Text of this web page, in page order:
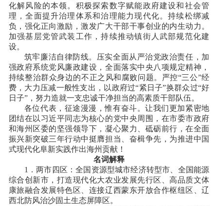
化解风险的本领。积极探索数字赋能政府建设和社会管
理，全面提升治理体系和治理能力现代化。持续松绑减
负，强化正向激励，激发广大干部干事创业的内生动力。
加强基层党管武装工作，持续推动镇街人武部规范化建
设。
筑牢廉洁自律防线。压实全面从严治党政治责任，加
强政府系统党风廉政建设，全面落实中央八项规定精神，
持续整治群众身边的不正之风和腐败问题。严控“三公”经
费，大力压减一般性支出，以政府过“紧日子”换群众过“好
日子”，努力造就一支忠诚干净担当的高素质干部队伍。
各位代表，征途漫漫，惟有奋斗。让我们更加紧密地
团结在以习近平同志为核心的党中央周围，在市委市政府
和海州区委的坚强领导下，凝心聚力、砥砺前行，在全面
振兴新突破三年行动中挺膺担当、奋楫争先，为推进中国
式现代化阜新实践作出海州贡献！
名词解释
1．两市四区：全国资源型城市经济转型市、全国能源
综合创新市，打造现代化大农业发展先行区、高品质文体
康旅融合发展特色区、连接辽西蒙东开放合作枢纽区、辽
西北防风治沙固土生态屏障区。